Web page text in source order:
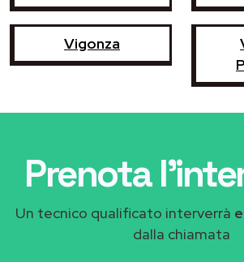
Vigonza
Prenota
Un tecnico qualificato interverrà
dalla chiamata